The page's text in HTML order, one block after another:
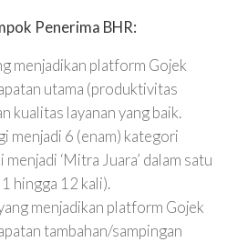
Penerima BHR:
menjadikan platform Gojek
utama (produktivitas
kualitas layanan yang baik.
menjadi 6 (enam) kategori
‘Mitra Juara’ dalam satu
hingga 12 kali).
menjadikan platform Gojek
tambahan/sampingan